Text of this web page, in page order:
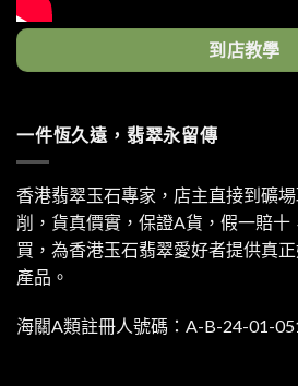
到店教學
一件恆久遠，翡翠永留傳
香港翡翠玉石專家，店主直接到礦
削，貨真價實，保證A貨，假一賠十
買，為香港玉石翡翠愛好者提供真
產品。
海關A類註冊人號碼：A-B-24-01-